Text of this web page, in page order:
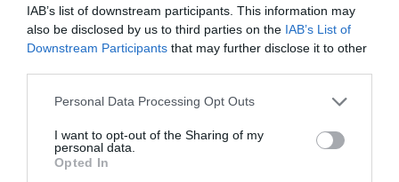
IAB’s list of downstream participants. This information may
also be disclosed by us to third parties on the IAB’s List of
Downstream Participants that may further disclose it to other
Please note that this website/app uses one or more Google
not limited to your visit or usage behaviour. You may click to
grant or deny consent to Google and its third-party tags to
use your data for below specified purposes in below Google
Personal Data Processing Opt Outs
I want to opt-out of the Sharing of my
personal data.
Opted In
Δείτε βίντεο: Πυροσβέστες της
ΕΜΑΚ στην Πάτρα έστησαν
επιχείρηση διάσωσης για γατάκι
που έπεσε στο πηγάδι